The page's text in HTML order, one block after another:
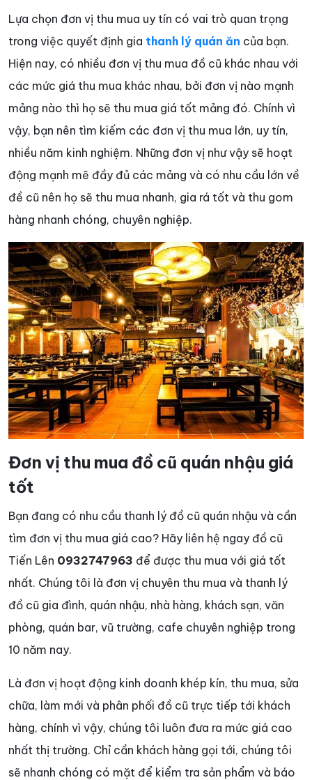
Lựa chọn đơn vị thu mua uy tín có vai trò quan trọng
trong việc quyết định gia thanh lý quán ăn của bạn.
Hiện nay, có nhiều đơn vị thu mua đồ cũ khác nhau với
các mức giá thu mua khác nhau, bởi đơn vị nào mạnh
mảng nào thì họ sẽ thu mua giá tốt mảng đó. Chính vì
vậy, bạn nên tìm kiếm các đơn vị thu mua lớn, uy tín,
nhiều năm kinh nghiệm. Những đơn vị như vậy sẽ hoạt
động mạnh mẽ đầy đủ các mảng và có nhu cầu lớn về
đề cũ nên họ sẽ thu mua nhanh, gia rá tốt và thu gom
hàng nhanh chóng, chuyên nghiệp.
Đơn vị thu mua đồ cũ quán nhậu giá
tốt
Bạn đang có nhu cầu thanh lý đồ cũ quán nhậu và cần
tìm đơn vị thu mua giá cao? Hãy liên hệ ngay đồ cũ
Tiến Lên 0932747963 để được thu mua với giá tốt
nhất. Chúng tôi là đơn vị chuyên thu mua và thanh lý
đồ cũ gia đình, quán nhậu, nhà hàng, khách sạn, văn
phòng, quán bar, vũ trường, cafe chuyên nghiệp trong
10 năm nay.
Là đơn vị hoạt động kinh doanh khép kín, thu mua, sửa
chữa, làm mới và phân phối đồ cũ trực tiếp tới khách
hàng, chính vì vậy, chúng tôi luôn đưa ra mức giá cao
nhất thị trường. Chỉ cần khách hàng gọi tới, chúng tôi
sẽ nhanh chóng có mặt để kiểm tra sản phẩm và báo